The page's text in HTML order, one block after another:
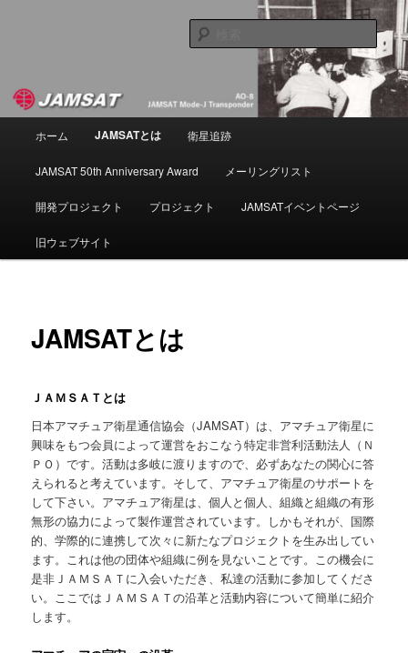
JAMSAT
検
索
ホーム JAMSATとは 衛星追跡
JAMSAT 50th Anniversary Award メーリングリスト
開発プロジェクト プロジェクト JAMSATイベントページ
旧ウェブサイト
JAMSATとは
ＪＡＭＳＡＴとは
日本アマチュア衛星通信協会（JAMSAT）は、アマチュア衛星に
興味をもつ会員によって運営をおこなう特定非営利活動法人（Ｎ
ＰＯ）です。活動は多岐に渡りますので、必ずあなたの関心に答
えられると考えています。そして、アマチュア衛星のサポートを
して下さい。アマチュア衛星は、個人と個人、組織と組織の有形
無形の協力によって製作運営されています。しかもそれが、国際
的、学際的に連携して次々に新たなプロジェクトを生み出してい
ます。これは他の団体や組織に例を見ないことです。この機会に
是非ＪＡＭＳＡＴに入会いただき、私達の活動に参加してくださ
い。ここではＪＡＭＳＡＴの沿革と活動内容について簡単に紹介
します。